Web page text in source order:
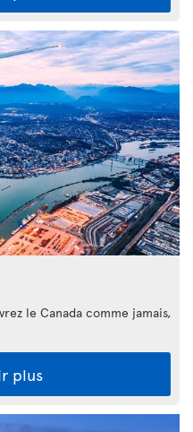
le Canada comme jamais,
plus